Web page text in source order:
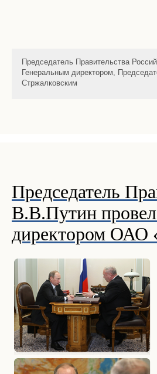
Председатель Правительства
Генеральным директором,
Стржалковским
Председатель
В.В.Путин
директором ОАО